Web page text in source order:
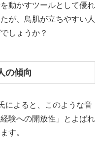
動かすツールとして優れ
が、鳥肌が立ちやすい人
しょうか？
の傾向
によると、このような音
験への開放性」とよばれ
す。